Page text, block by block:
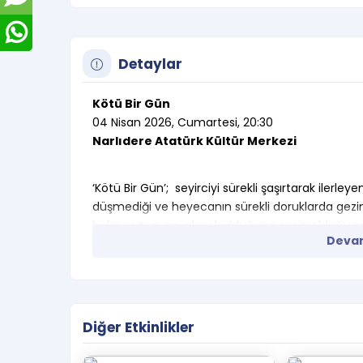
Detaylar
Kötü Bir Gün
04 Nisan 2026, Cumartesi, 20:30
Narlıdere Atatürk Kültür Merkezi
‘Kötü Bir Gün’; seyirciyi sürekli şaşırtarak
düşmediği ve heyecanın sürekli doruklarda
bulmacanın cevabını bulduğuna emin
içinde oyun şeklinde ilerleyen, Gürgen Öz ve
apartman görevlisi Yakup’un kaldığını fark
katta yaşayan yöneticinin birkaç gün önce
Diğer Etkinlikler